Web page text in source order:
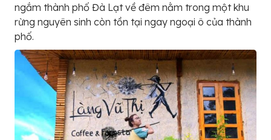
ngắm thành phố Đà Lạt về đêm nằm trong một khu
rừng nguyên sinh còn tồn tại ngay ngoại ô của thành
phố.